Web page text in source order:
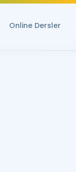
Online Dersler